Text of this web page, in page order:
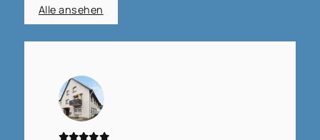
Alle ansehen